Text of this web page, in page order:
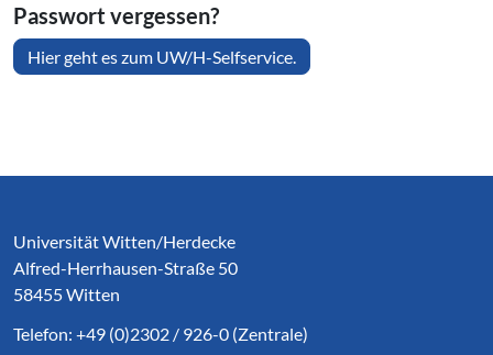
Passwort vergessen?
Hier geht es zum UW/H-Selfservice.
Universität Witten/Herdecke
Alfred-Herrhausen-Straße 50
58455 Witten
Telefon: +49 (0)2302 / 926-0 (Zentrale)